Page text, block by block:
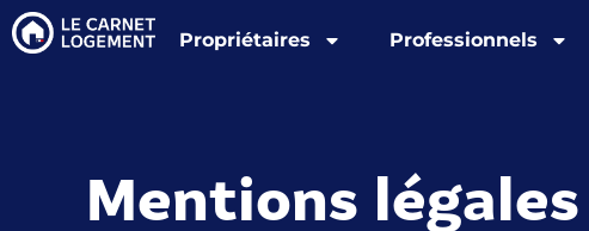
Propriétaires Professionnels
Mentions légales